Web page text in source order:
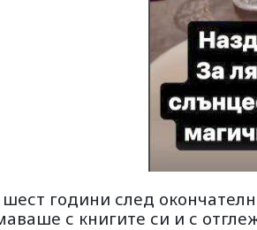
години след
с книгите си и с